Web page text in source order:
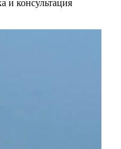
и консультация